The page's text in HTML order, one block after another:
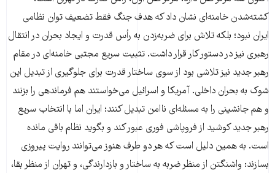
کشته‌شدن خامنه‌ای نشان داد که هدف جنگ فقط تضعیف توان نظامی
ایران نبود؛ بلکه تلاش برای ضربه‌زدن به رأس قدرت و ایجاد بحران در انتقال
رهبری نیز در دستور کار قرار داشت. تثبیت سریع مجتبی خامنه‌ای در مقام
رهبر جدید نیز تلاشی بود از سوی ساختار قدرت برای جلوگیری از تبدیل این
شوک به بحران داخلی. آمریکا و اسرائیل می‌خواستند هم فرماندهی را بزنند
و هم جانشینی را به مسئله‌ای ناامن تبدیل کنند؛ ایران اما با انتخاب سریع
رهبر جدید کوشید از فروپاشی فوری عبور کند و بگوید نظام باقی مانده
است. به همین دلیل است که هر دو طرف هنوز می‌توانند روایت پیروزی
بسازند: واشنگتن از منظر ضربه به ساختار و بازدارندگی، و تهران از منظر بقا،